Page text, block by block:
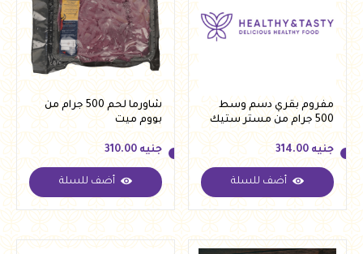
مفروم بقري دسم وسط
500 جرام من مستر ستيك
جنيه 314.00
جنيه 314.00
أضف للسلة
شاورما لحم 500 جرام من
بووم ميت
جنيه 310.00
جنيه 310.00
أضف للسلة